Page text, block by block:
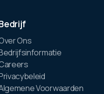
Ons
Voorwaarden